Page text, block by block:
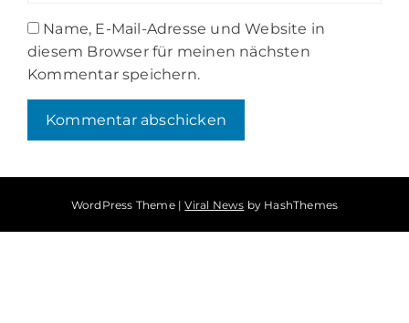
Name, E-Mail-Adresse und Website in
diesem Browser für meinen nächsten
Kommentar speichern.
WordPress Theme |Viral News by HashThemes